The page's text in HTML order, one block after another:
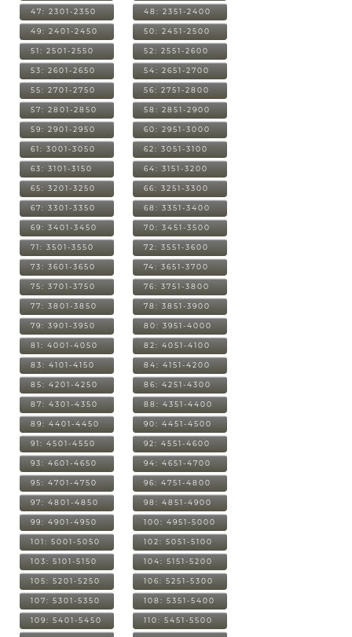
47: 2301-2350 48: 2351-2400
49: 2401-2450 50: 2451-2500
51: 2501-2550 52: 2551-2600
53: 2601-2650 54: 2651-2700
55: 2701-2750 56: 2751-2800
57: 2801-2850 58: 2851-2900
59: 2901-2950 60: 2951-3000
61: 3001-3050 62: 3051-3100
63: 3101-3150 64: 3151-3200
65: 3201-3250 66: 3251-3300
67: 3301-3350 68: 3351-3400
69: 3401-3450 70: 3451-3500
71: 3501-3550 72: 3551-3600
73: 3601-3650 74: 3651-3700
75: 3701-3750 76: 3751-3800
77: 3801-3850 78: 3851-3900
79: 3901-3950 80: 3951-4000
81: 4001-4050 82: 4051-4100
83: 4101-4150 84: 4151-4200
85: 4201-4250 86: 4251-4300
87: 4301-4350 88: 4351-4400
89: 4401-4450 90: 4451-4500
91: 4501-4550 92: 4551-4600
93: 4601-4650 94: 4651-4700
95: 4701-4750 96: 4751-4800
97: 4801-4850 98: 4851-4900
99: 4901-4950 100: 4951-5000
101: 5001-5050 102: 5051-5100
103: 5101-5150 104: 5151-5200
105: 5201-5250 106: 5251-5300
107: 5301-5350 108: 5351-5400
109: 5401-5450 110: 5451-5500